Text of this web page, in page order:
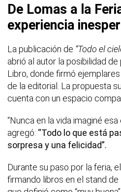
De Lomas a la
experiencia
La publicación de “Todo el
abrió al autor la posibilidad de
Libro, donde firmó
de la editorial. La propuesta
cuenta con un espacio
“Nunca en la vida imaginé
agregó: “Todo lo que está
sorpresa y una felicidad”.
Durante su paso por la feria,
firmando libros en el stand de